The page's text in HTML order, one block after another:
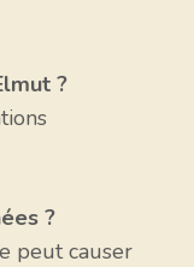
?
?
peut causer